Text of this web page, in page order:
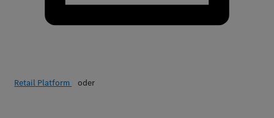
Retail Platform oder